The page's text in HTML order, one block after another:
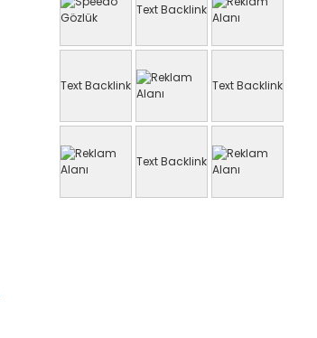
Text Backlink
Text Backlink Text Backlink
Text Backlink